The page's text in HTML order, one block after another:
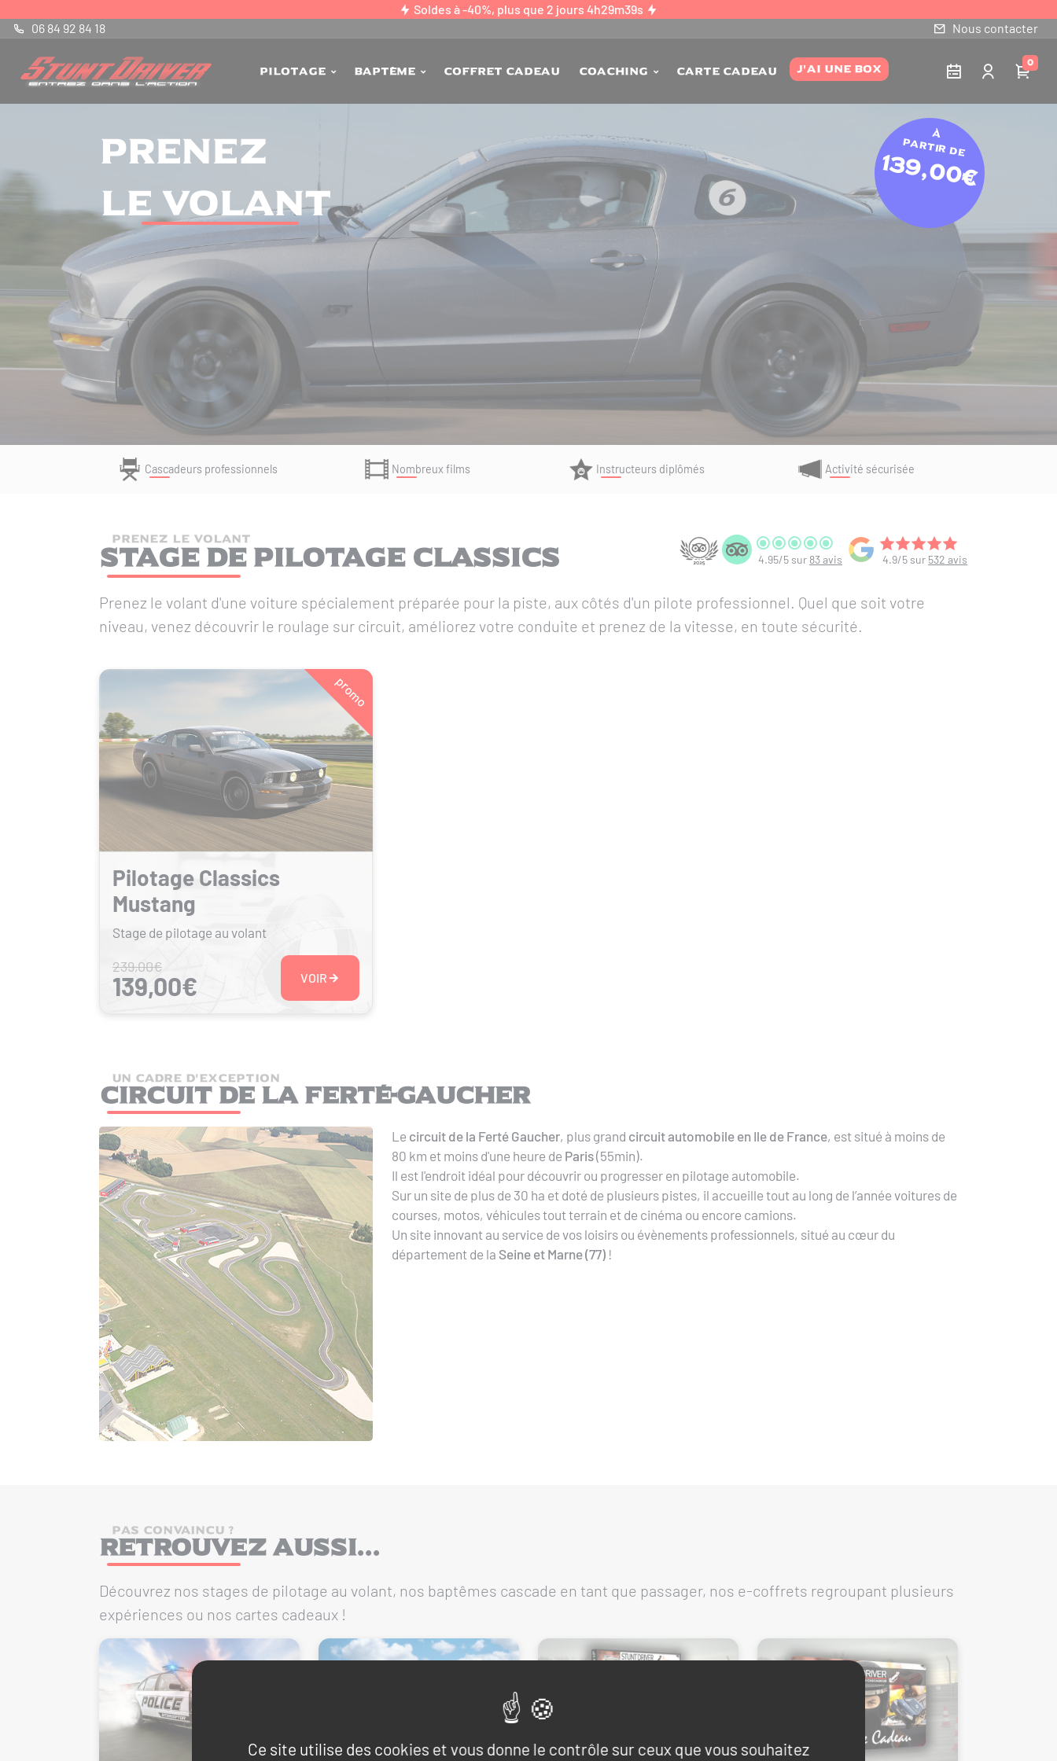
Soldes à -40%, plus que 2 jours 4h29m37s
06 84 92 84 18
Nous contacter
Pilotage Baptême Coffret Cadeau Coaching Carte Cadeau J'AI UNE BOX
0
Prenez
le volant
À
partir de
139,00€
Cascadeurs professionnels Nombreux films Instructeurs diplômés Activité sécurisée
PRENEZ LE VOLANT
Stage de pilotage Classics 4.95/5 sur 83 avis 4.9/5 sur 532 avis
Prenez le volant d'une voiture spécialement préparée pour la piste, aux côtés d'un pilote professionnel. Quel que soit votre
niveau, venez découvrir le roulage sur circuit, améliorez votre conduite et prenez de la vitesse, en toute sécurité.
promo
Pilotage Classics
Mustang
Stage de pilotage au volant
239,00€
139,00€ VOIR
UN CADRE D'EXCEPTION
Circuit de la Ferté-Gaucher
Le circuit de la Ferté Gaucher, plus grand circuit automobile en Ile de France, est situé à moins de
80 km et moins d'une heure de Paris(55min).
Il est l'endroit idéal pour découvrir ou progresser en pilotage automobile.
Sur un site de plus de 30 ha et doté de plusieurs pistes, il accueille tout au long de l’année voitures de
courses, motos, véhicules tout terrain et de cinéma ou encore camions.
Un site innovant au service de vos loisirs ou évènements professionnels, situé au cœur du
département de la Seine et Marne (77) !
PAS CONVAINCU ?
Retrouvez aussi...
Découvrez nos stages de pilotage au volant, nos baptêmes cascade en tant que passager, nos e-coffrets regroupant plusieurs
expériences ou nos cartes cadeaux !
Ce site utilise des cookies et vous donne le contrôle sur ceux que vous souhaitez